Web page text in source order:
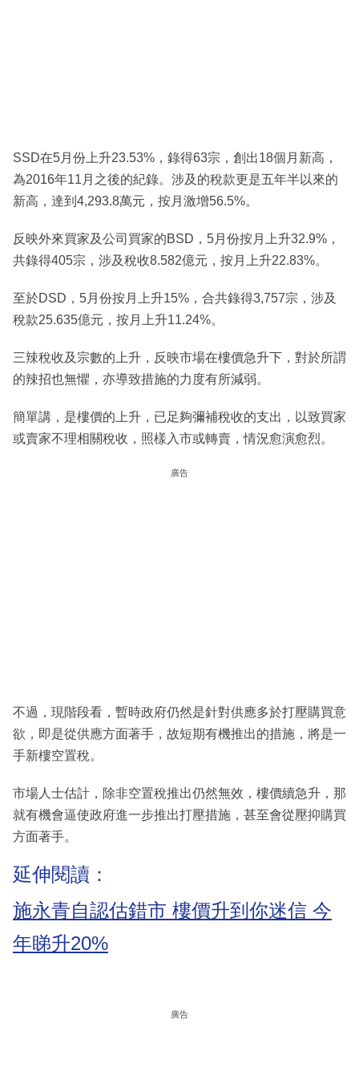
SSD在5月份上升23.53%，錄得63宗，創出18個月新高，
為2016年11月之後的紀錄。涉及的稅款更是五年半以來的
新高，達到4,293.8萬元，按月激增56.5%。
反映外來買家及公司買家的BSD，5月份按月上升32.9%，
共錄得405宗，涉及稅收8.582億元，按月上升22.83%。
至於DSD，5月份按月上升15%，合共錄得3,757宗，涉及
稅款25.635億元，按月上升11.24%。
三辣稅收及宗數的上升，反映市場在樓價急升下，對於所謂
的辣招也無懼，亦導致措施的力度有所減弱。
簡單講，是樓價的上升，已足夠彌補稅收的支出，以致買家
或賣家不理相關稅收，照樣入市或轉賣，情況愈演愈烈。
廣告
不過，現階段看，暫時政府仍然是針對供應多於打壓購買意
欲，即是從供應方面著手，故短期有機推出的措施，將是一
手新樓空置稅。
市場人士估計，除非空置稅推出仍然無效，樓價續急升，那
就有機會逼使政府進一步推出打壓措施，甚至會從壓抑購買
方面著手。
延伸閱讀：
施永青自認估錯市 樓價升到你迷信 今
年睇升20%
廣告